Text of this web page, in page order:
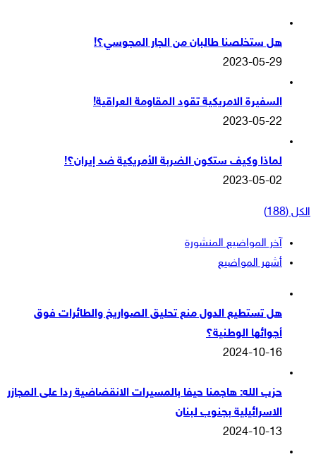
هل ستخلصنا طالبان من الجار المجوسي؟!
2023-05-29
السفيرة الامريكية تقود المقاومة العراقية!
2023-05-22
لماذا وكيف ستكون الضربة الأمريكية ضد إيران؟!
2023-05-02
الكل (188)
آخر المواضيع المنشورة
أشهر المواضيع
هل تستطيع الدول منع تحليق الصواريخ والطائرات فوق
أجوائها الوطنية؟
2024-10-16
حزب الله: هاجمنا حيفا بالمسيرات الانقضاضية ردا على المجازر
الاسرائيلية بجنوب لبنان
2024-10-13